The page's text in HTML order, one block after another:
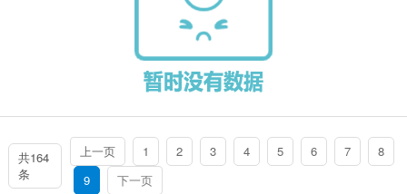
共164
条
上一页 1 2 3 4 5 6 7
8
9
下一页